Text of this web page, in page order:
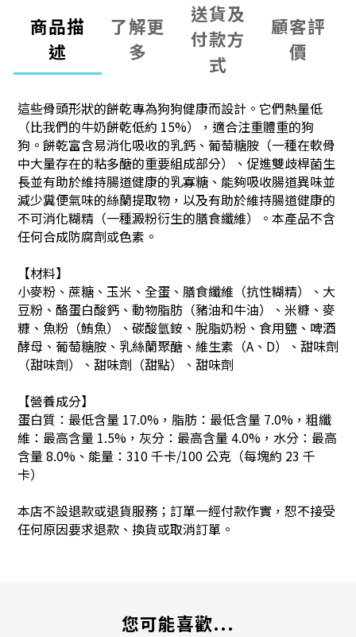
商品描
述
了解更
多
送貨及
付款方
式
顧客評
價
這些骨頭形狀的餅乾專為狗狗健康而設計。它們熱量低
（比我們的牛奶餅乾低約 15%），適合注重體重的狗
狗。餅乾富含易消化吸收的乳鈣、葡萄糖胺（一種在軟骨
中大量存在的粘多醣的重要組成部分）、促進雙歧桿菌生
長並有助於維持腸道健康的乳寡糖、能夠吸收腸道異味並
減少糞便氣味的絲蘭提取物，以及有助於維持腸道健康的
不可消化糊精（一種澱粉衍生的膳食纖維）。本產品不含
任何合成防腐劑或色素。
【材料】
小麥粉、蔗糖、玉米、全蛋、膳食纖維（抗性糊精）、大
豆粉、酪蛋白酸鈣、動物脂肪（豬油和牛油）、米糠、麥
糠、魚粉（鮪魚）、碳酸氫銨、脫脂奶粉、食用鹽、啤酒
酵母、葡萄糖胺、乳絲蘭聚醣、維生素（A、D）、甜味劑
（甜味劑）、甜味劑（甜點）、甜味劑
【營養成分】
蛋白質：最低含量 17.0%，脂肪：最低含量 7.0%，粗纖
維：最高含量 1.5%，灰分：最高含量 4.0%，水分：最高
含量 8.0%、 能量： 310 千卡/100 公克（每塊約 23 千
卡）
本店不設退款或退貨服務；訂單一經付款作實，恕不接受
任何原因要求退款、換貨或取消訂單。
您可能喜歡...